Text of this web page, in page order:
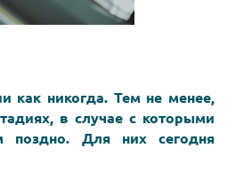
как никогда. Тем не менее,
в случае с которыми
поздно. Для них сегодня